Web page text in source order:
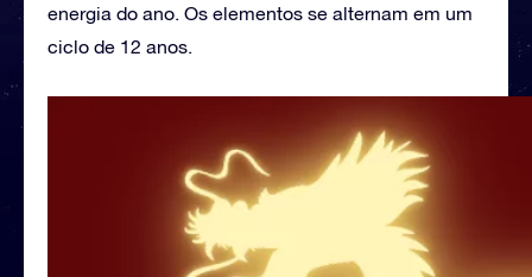
energia do ano. Os elementos se alternam em um
ciclo de 12 anos.